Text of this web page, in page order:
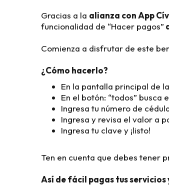
Gracias a la alianza con App
funcionalidad de “Hacer pagos”
Comienza a disfrutar de este
¿Cómo hacerlo?
En la pantalla principal de
En el botón: “todos” busca
Ingresa tu número de
Ingresa y revisa el valor a
Ingresa tu clave y ¡listo!
Ten en cuenta que debes tener
Así de fácil pagas tus servicios